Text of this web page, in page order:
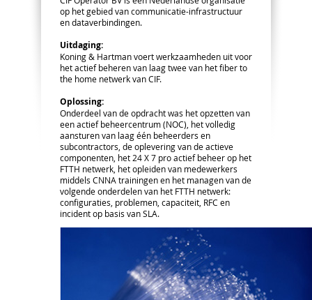
op het gebied van communicatie-infrastructuur
en dataverbindingen.
Uitdaging:
Koning & Hartman voert werkzaamheden uit voor
het actief beheren van laag twee van het fiber to
the home netwerk van CIF.
Oplossing:
Onderdeel van de opdracht was het opzetten van
een actief beheercentrum (NOC), het volledig
aansturen van laag één beheerders en
subcontractors, de oplevering van de actieve
componenten, het 24 X 7 pro actief beheer op het
FTTH netwerk, het opleiden van medewerkers
middels CNNA trainingen en het managen van de
volgende onderdelen van het FTTH netwerk:
configuraties, problemen, capaciteit, RFC en
incident op basis van SLA.